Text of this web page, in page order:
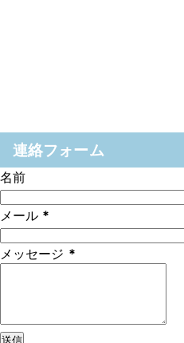
連絡フォーム
名前
メール *
メッセージ *